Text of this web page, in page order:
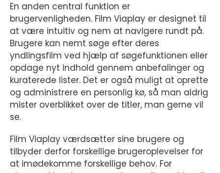
En anden central funktion er
brugervenligheden. Film Viaplay er designet til
at være intuitiv og nem at navigere rundt på.
Brugere kan nemt søge efter deres
yndlingsfilm ved hjælp af søgefunktionen eller
opdage nyt indhold gennem anbefalinger og
kuraterede lister. Det er også muligt at oprette
og administrere en personlig kø, så man aldrig
mister overblikket over de titler, man gerne vil
se.
Film Viaplay værdsætter sine brugere og
tilbyder derfor forskellige brugeroplevelser for
at imødekomme forskellige behov. For